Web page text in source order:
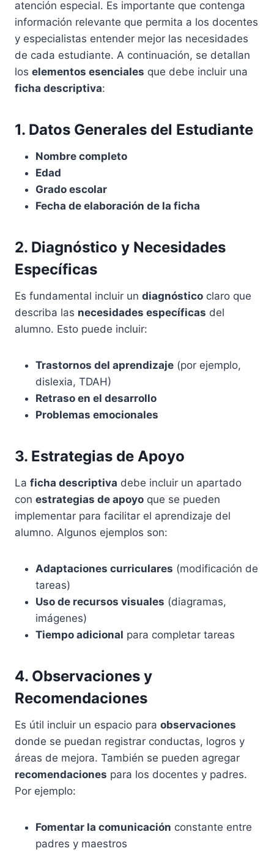
atención especial. Es importante que contenga
información relevante que permita a los docentes
y especialistas entender mejor las necesidades
de cada estudiante. A continuación, se detallan
los elementos esenciales que debe incluir una
ficha descriptiva:
1. Datos Generales del Estudiante
Nombre completo
Edad
Grado escolar
Fecha de elaboración de la ficha
2. Diagnóstico y Necesidades
Específicas
Es fundamental incluir un diagnóstico claro que
describa las necesidades específicas del
alumno. Esto puede incluir:
Trastornos del aprendizaje (por ejemplo,
dislexia, TDAH)
Retraso en el desarrollo
Problemas emocionales
3. Estrategias de Apoyo
La ficha descriptiva debe incluir un apartado
con estrategias de apoyo que se pueden
implementar para facilitar el aprendizaje del
alumno. Algunos ejemplos son:
Adaptaciones curriculares (modificación de
tareas)
Uso de recursos visuales (diagramas,
imágenes)
Tiempo adicional para completar tareas
4. Observaciones y
Recomendaciones
Es útil incluir un espacio para observaciones
donde se puedan registrar conductas, logros y
áreas de mejora. También se pueden agregar
recomendaciones para los docentes y padres.
Por ejemplo:
Fomentar la comunicación constante entre
padres y maestros